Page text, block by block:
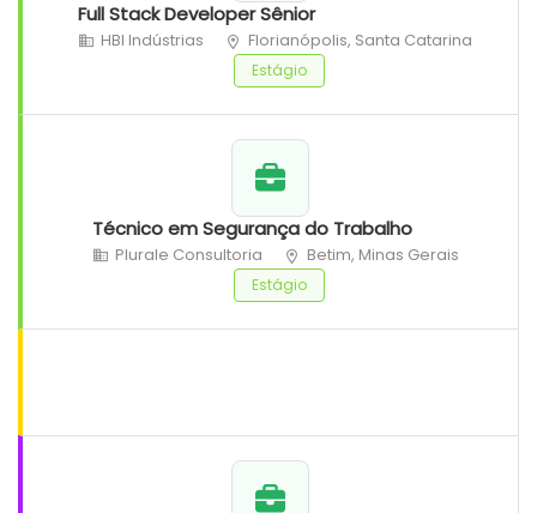
Full Stack Developer Sênior
HBI Indústrias Florianópolis, Santa Catarina
Estágio
Técnico em Segurança do Trabalho
Plurale Consultoria Betim, Minas Gerais
Estágio